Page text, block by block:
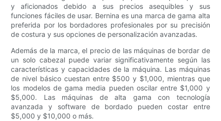
y aficionados debido a sus precios asequibles y sus
funciones fáciles de usar. Bernina es una marca de gama alta
preferida por los bordadores profesionales por su precisión
de costura y sus opciones de personalización avanzadas.
Además de la marca, el precio de las máquinas de bordar de
un solo cabezal puede variar significativamente según las
características y capacidades de la máquina. Las máquinas
de nivel básico cuestan entre $500 y $1,000, mientras que
los modelos de gama media pueden oscilar entre $1,000 y
$5,000. Las máquinas de alta gama con tecnología
avanzada y software de bordado pueden costar entre
$5,000 y $10,000 o más.